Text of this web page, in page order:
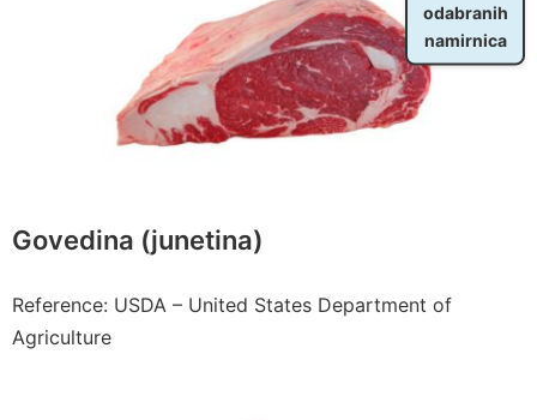
Govedina (junetina)
Reference: USDA – United States Department of
Agriculture
odabranih
namirnica